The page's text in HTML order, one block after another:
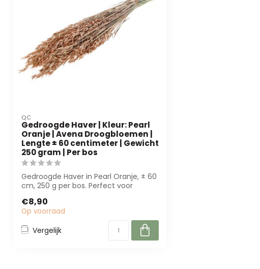
QC
Gedroogde Haver | Kleur: Pearl
Oranje | Avena Droogbloemen |
Lengte ± 60 centimeter | Gewicht
250 gram | Per bos
Gedroogde Haver in Pearl Oranje, ± 60
cm, 250 g per bos. Perfect voor
€8,90
Op voorraad
Vergelijk